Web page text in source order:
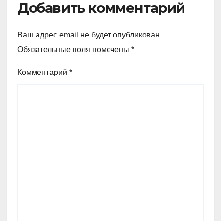
Добавить комментарий
Ваш адрес email не будет опубликован.
Обязательные поля помечены *
Комментарий *